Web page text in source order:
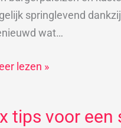
springlevend
wat…
lezen »
tips voor een